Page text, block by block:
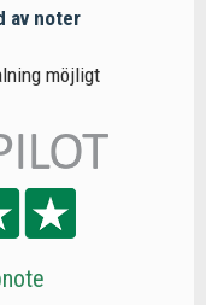
av noter
möjligt